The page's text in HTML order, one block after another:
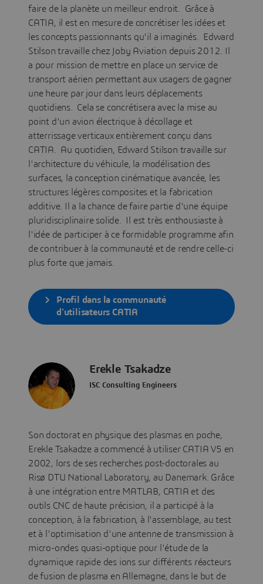
faire de la planète un meilleur endroit. Grâce à
CATIA, il est en mesure de concrétiser les idées et
les concepts passionnants qu'il a imaginés. Edward
Stilson travaille chez Joby Aviation depuis 2012. Il
a pour mission de mettre en place un service de
transport aérien permettant aux usagers de gagner
une heure par jour dans leurs déplacements
quotidiens. Cela se concrétisera avec la mise au
point d'un avion électrique à décollage et
atterrissage verticaux entièrement conçu dans
CATIA. Au quotidien, Edward Stilson travaille sur
l'architecture du véhicule, la modélisation des
surfaces, la conception cinématique avancée, les
structures légères composites et la fabrication
additive. Il a la chance de faire partie d'une équipe
pluridisciplinaire solide. Il est très enthousiaste à
l'idée de participer à ce formidable programme afin
de contribuer à la communauté et de rendre celle-ci
plus forte que jamais.
Profil dans la communauté
d'utilisateurs CATIA
Erekle Tsakadze
ISC Consulting Engineers
Son doctorat en physique des plasmas en poche,
Erekle Tsakadze a commencé à utiliser CATIA V5 en
2002, lors de ses recherches post-doctorales au
Risø DTU National Laboratory, au Danemark. Grâce
à une intégration entre MATLAB, CATIA et des
outils CNC de haute précision, il a participé à la
conception, à la fabrication, à l'assemblage, au test
et à l'optimisation d'une antenne de transmission à
micro-ondes quasi-optique pour l'étude de la
dynamique rapide des ions sur différents réacteurs
de fusion de plasma en Allemagne, dans le but de